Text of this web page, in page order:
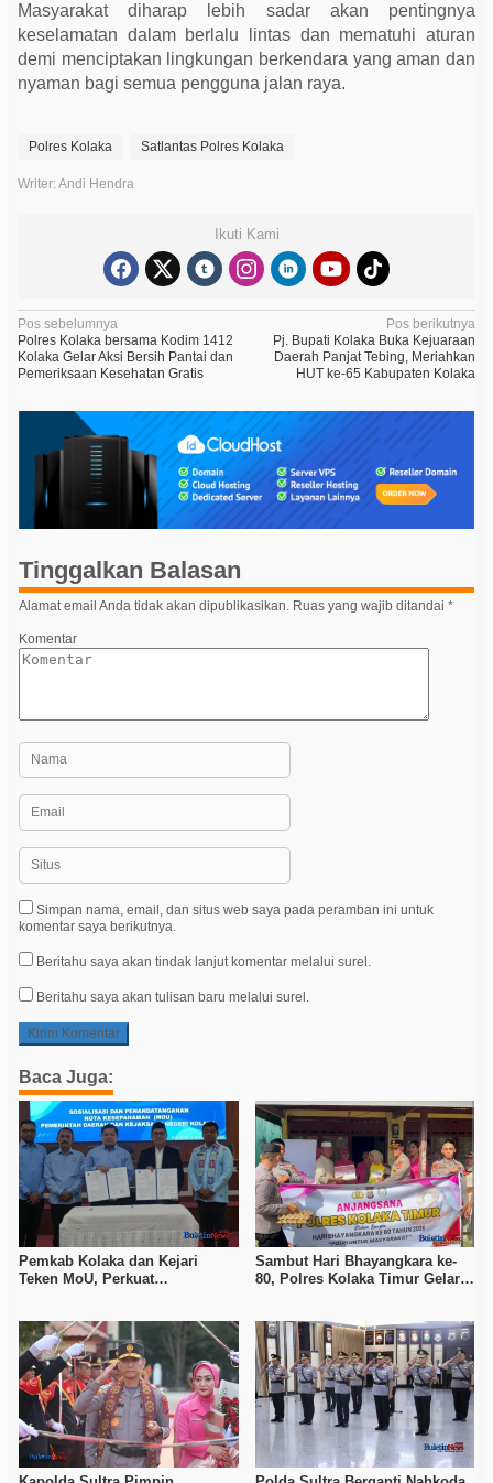
r
k
e
n
d
a
Masyarakat diharap lebih sadar akan pentingnya
keselamatan dalam berlalu lintas dan mematuhi aturan
demi menciptakan lingkungan berkendara yang aman dan
nyaman bagi semua pengguna jalan raya.
Polres Kolaka Satlantas Polres Kolaka
Writer: Andi Hendra
Ikuti Kami
N
a
v
i
i
p
o
s
Pos sebelumnya
Polres Kolaka bersama Kodim 1412
Kolaka Gelar Aksi Bersih Pantai dan
Pemeriksaan Kesehatan Gratis
Pos berikutnya
Pj. Bupati Kolaka Buka Kejuaraan
Daerah Panjat Tebing, Meriahkan
HUT ke-65 Kabupaten Kolaka
Tinggalkan Balasan
Alamat email Anda tidak akan dipublikasikan. Ruas yang wajib ditandai *
Komentar
Simpan nama, email, dan situs web saya pada peramban ini untuk
komentar saya berikutnya.
Beritahu saya akan tindak lanjut komentar melalui surel.
Beritahu saya akan tulisan baru melalui surel.
Baca Juga:
Pemkab Kolaka dan Kejari
Teken MoU, Perkuat
Sambut Hari Bhayangkara ke-
80, Polres Kolaka Timur Gelar